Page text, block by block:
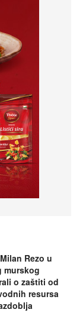
Rezo u
murskog
o zaštiti od
resursa